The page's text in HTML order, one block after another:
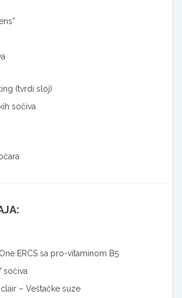
(tvrdi sloj)
sočiva
ERCS sa pro-vitaminom B5
sočiva
– Veštačke suze